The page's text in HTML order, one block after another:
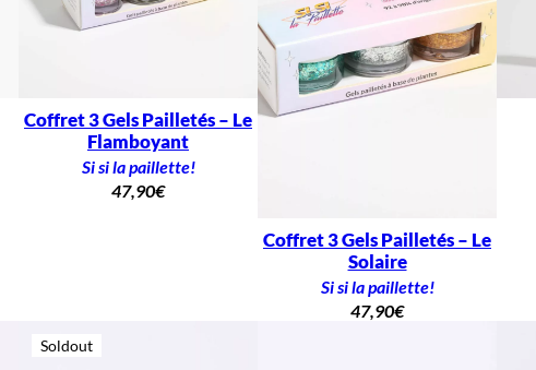
Coffret 3 Gels Pailletés – Le
Flamboyant
Si si la paillette!
47,90€
Coffret 3 Gels Pailletés – Le
Solaire
Si si la paillette!
47,90€
Soldout